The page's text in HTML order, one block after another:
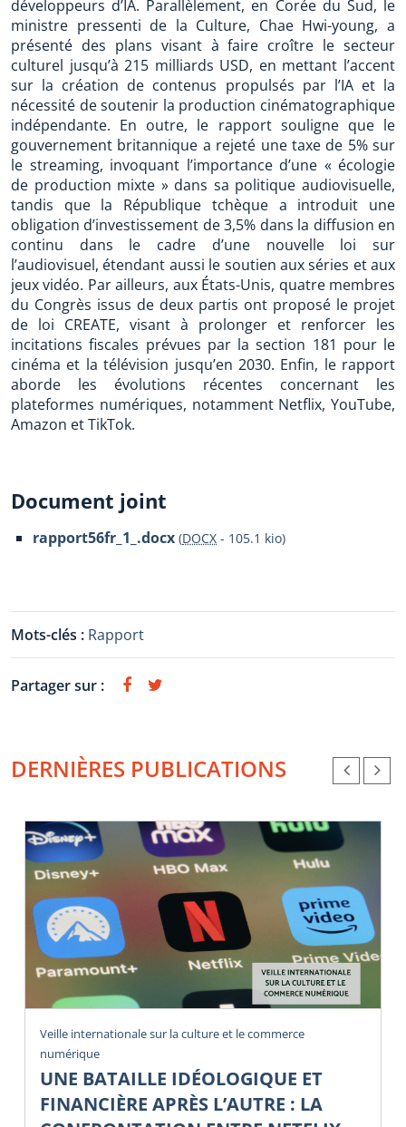
développeurs d’IA. Parallèlement, en Corée du Sud, le
ministre pressenti de la Culture, Chae Hwi-young, a
présenté des plans visant à faire croître le secteur
culturel jusqu’à 215 milliards USD, en mettant l’accent
sur la création de contenus propulsés par l’IA et la
nécessité de soutenir la production cinématographique
indépendante. En outre, le rapport souligne que le
gouvernement britannique a rejeté une taxe de 5% sur
le streaming, invoquant l’importance d’une « écologie
de production mixte » dans sa politique audiovisuelle,
tandis que la République tchèque a introduit une
obligation d’investissement de 3,5% dans la diffusion en
continu dans le cadre d’une nouvelle loi sur
l’audiovisuel, étendant aussi le soutien aux séries et aux
jeux vidéo. Par ailleurs, aux États-Unis, quatre membres
du Congrès issus de deux partis ont proposé le projet
de loi CREATE, visant à prolonger et renforcer les
incitations fiscales prévues par la section 181 pour le
cinéma et la télévision jusqu’en 2030. Enfin, le rapport
aborde les évolutions récentes concernant les
plateformes numériques, notamment Netflix, YouTube,
Amazon et TikTok.
Document joint
rapport56fr_1_.docx (DOCX - 105.1 kio)
Mots-clés : Rapport
Partager sur :
DERNIÈRES PUBLICATIONS
Veille internationale sur la culture et le commerce
numérique
UNE BATAILLE IDÉOLOGIQUE ET
FINANCIÈRE APRÈS L’AUTRE : LA